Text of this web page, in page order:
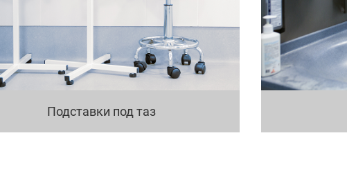
Подставки под таз